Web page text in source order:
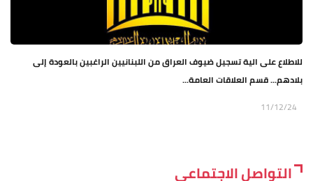
للاطلاع على الية تسجيل ضيوف العراق من اللبنانيين الراغبين بالعودة إلى
بلادهم... قسم العلاقات العامة...
11/12/24
التواصل الاجتماعي